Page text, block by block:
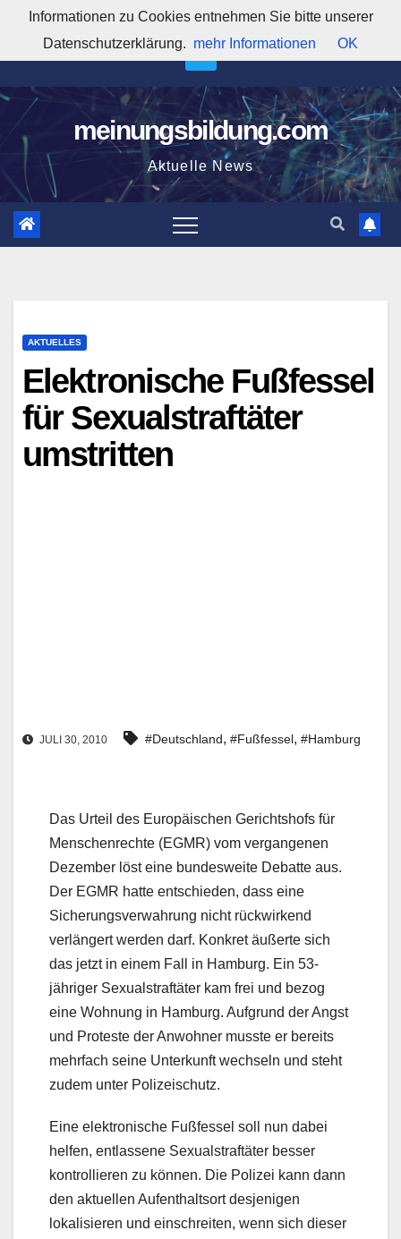
springen
6:52:09 AM
meinungsbildung.com
Aktuelle News
AKTUELLES
Elektronische Fußfessel
für Sexualstraftäter
umstritten
JULI 30, 2010 #Deutschland, #Fußfessel, #Hamburg
Das Urteil des Europäischen Gerichtshofs für
Menschenrechte (EGMR) vom vergangenen
Dezember löst eine bundesweite Debatte aus.
Der EGMR hatte entschieden, dass eine
Sicherungsverwahrung nicht rückwirkend
verlängert werden darf. Konkret äußerte sich
das jetzt in einem Fall in Hamburg. Ein 53-
jähriger Sexualstraftäter kam frei und bezog
eine Wohnung in Hamburg. Aufgrund der Angst
und Proteste der Anwohner musste er bereits
mehrfach seine Unterkunft wechseln und steht
zudem unter Polizeischutz.
Eine elektronische Fußfessel soll nun dabei
helfen, entlassene Sexualstraftäter besser
kontrollieren zu können. Die Polizei kann dann
den aktuellen Aufenthaltsort desjenigen
lokalisieren und einschreiten, wenn sich dieser
Informationen zu Cookies entnehmen Sie bitte unserer
Datenschutzerklärung. mehr Informationen OK